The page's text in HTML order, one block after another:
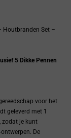
Houtbranden Set –
5 Dikke Pennen
voor het
geleverd met 1
zodat je kunt
De